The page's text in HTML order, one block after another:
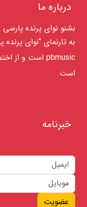
درباره ما
بشنو نوای پرنده پارسی
به تارنمای "نوای
است.
خبرنامه
عضویت